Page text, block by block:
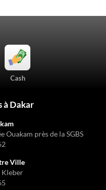
Cash
à Dakar
Ouakam près de la SGBS
Ville
Kleber